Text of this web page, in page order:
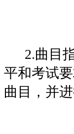
2.曲目指
平和考试
曲目，并